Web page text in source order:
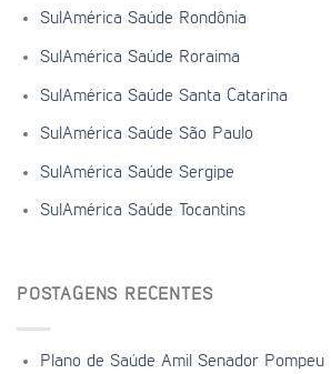
SulAmérica Saúde Rondônia
SulAmérica Saúde Roraima
SulAmérica Saúde Santa Catarina
SulAmérica Saúde São Paulo
SulAmérica Saúde Sergipe
SulAmérica Saúde Tocantins
POSTAGENS RECENTES
Plano de Saúde Amil Senador Pompeu